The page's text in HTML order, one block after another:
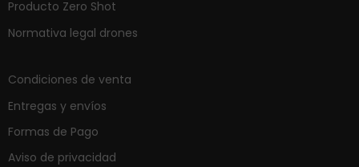
Producto Zero Shot
Normativa legal drones
Condiciones de venta
Entregas y envíos
Formas de Pago
Aviso de privacidad